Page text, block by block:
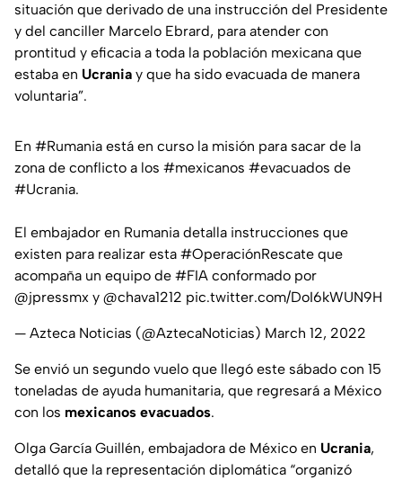
situación que derivado de una instrucción del Presidente
y del canciller Marcelo Ebrard, para atender con
prontitud y eficacia a toda la población mexicana que
estaba en Ucrania y que ha sido evacuada de manera
voluntaria”.
En #Rumania está en curso la misión para sacar de la
zona de conflicto a los #mexicanos #evacuados de
#Ucrania.
El embajador en Rumania detalla instrucciones que
existen para realizar esta #OperaciónRescate que
acompaña un equipo de #FIA conformado por
@jpressmx y @chava1212 pic.twitter.com/DoI6kWUN9H
— Azteca Noticias (@AztecaNoticias) March 12, 2022
Se envió un segundo vuelo que llegó este sábado con 15
toneladas de ayuda humanitaria, que regresará a México
con los mexicanos evacuados.
Olga García Guillén, embajadora de México en Ucrania,
detalló que la representación diplomática “organizó